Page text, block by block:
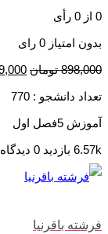
0 از 0 رأی
بدون امتیاز 0 رای
898,000 تومان
تعداد دانشجو : 770
آموزش 5فصل اول
6.57k بازدید
فرشته باقرنیا